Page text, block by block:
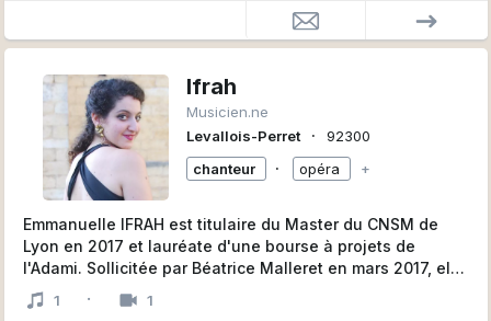
Il explore des différents styles qui vont de la musique
ancienne et l’oratorio à l’opéra italien, en passant
notamment par le romantisme allemand, genre pour
lequel il a un petit faible. Il approfondit la musique de
chambre en duo avec piano, dans un répertoire qui
comprend Brahms, Schubert, Schumann, mais aussi des
compositeurs tels que Chabrier, Ravel ou Gounod, autour
desquels il fait des récitals divers. Dans l’opéra il
interprète les rôles de Gernando (L’isola Disabitata -
Orphée et John Styx (Orphée aux Enfers - Offenbach)
Ifrah
Musicien.ne
Levallois-Perret
∙
92300
chanteur
∙ opéra +
Emmanuelle IFRAH est titulaire du Master du CNSM de
Lyon en 2017 et lauréate d'une bourse à projets de
l'Adami. Sollicitée par Béatrice Malleret en mars 2017, elle
chante le soprano solo des Grands Motets de Rameau
avec l’Ensemble Les Saisons à l’Eglise de Saint Germain
1 · 1